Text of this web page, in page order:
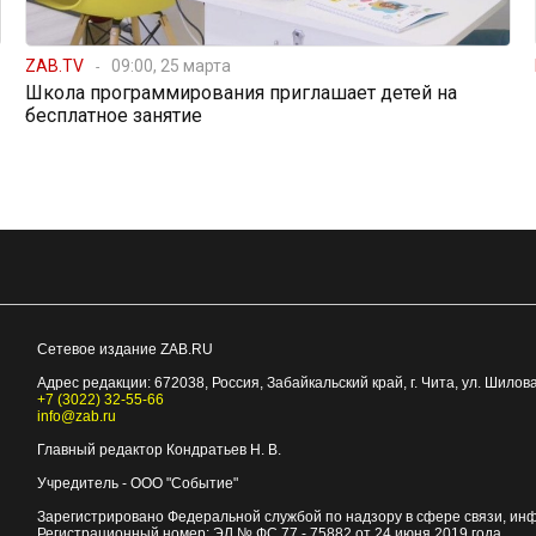
ZAB.TV 09:00, 25 марта
Школа программирования приглашает детей на
бесплатное занятие
Сетевое издание ZAB.RU
Адрес редакции: 672038, Россия, Забайкальский край, г. Чита, ул.
+7 (3022) 32-55-66
info@zab.ru
Главный редактор Кондратьев Н. В.
Учредитель - ООО "Событие"
Зарегистрировано Федеральной службой по надзору в сфере связи,